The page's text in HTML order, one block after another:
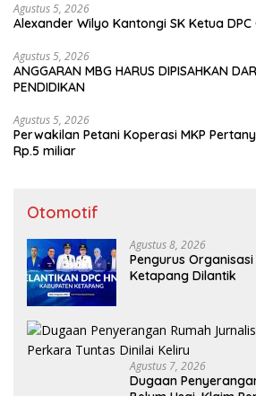
Agustus 5, 2026
Alexander Wilyo Kantongi SK Ketua
Agustus 5, 2026
ANGGARAN MBG HARUS DIPISAHKAN
PENDIDIKAN
Agustus 5, 2026
Perwakilan Petani Koperasi MKP
Rp.5 miliar
Otomotif
Agustus 8, 2026
Pengurus Organisasi
Ketapang Dilantik
Agustus 7, 2026
Dugaan